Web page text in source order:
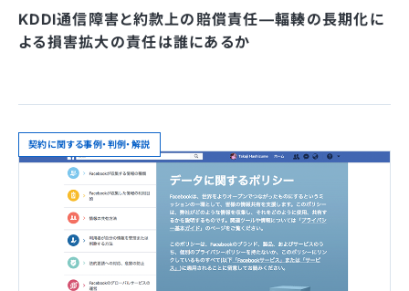
KDDI通信障害と約款上の賠償責任—輻輳の長期化に
よる損害拡大の責任は誰にあるか
契約に関する事例・判例・解説